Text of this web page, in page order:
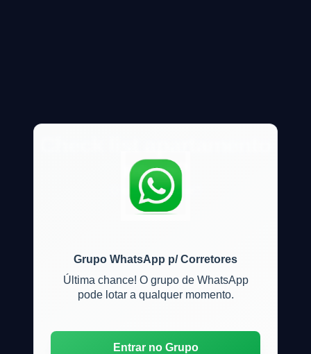
Grupo WhatsApp p/ Corretores
Última chance! O grupo de WhatsApp
pode lotar a qualquer momento.
Entrar no Grupo
novo?
O que devo olhar?